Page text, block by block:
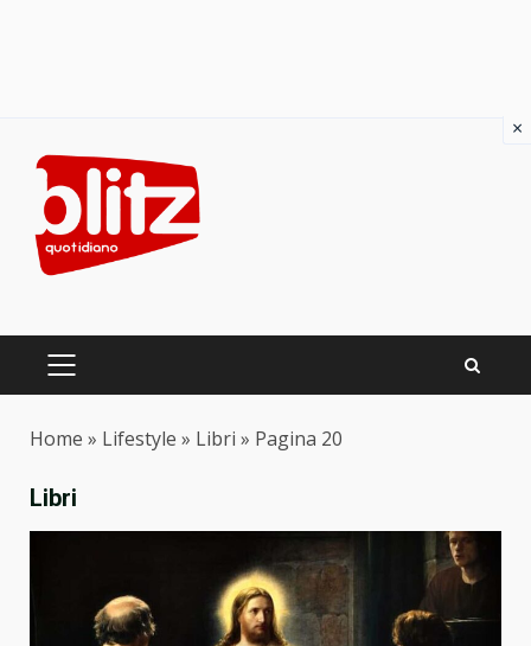
content
PRIMARY
Home » Lifestyle » Libri » Pagina 20
Libri
×